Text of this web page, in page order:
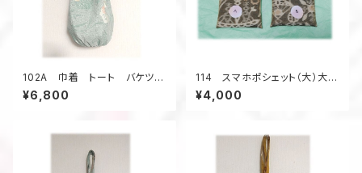
102A 巾着 トート バケツ
型 大島紬リメイク 春色 亀
甲柄 ウッドリング 5ポケット
¥6,800
114 スマホポシェット（大）大島
紬 サコッシュ ポケット スマ
ートフォン
¥4,000